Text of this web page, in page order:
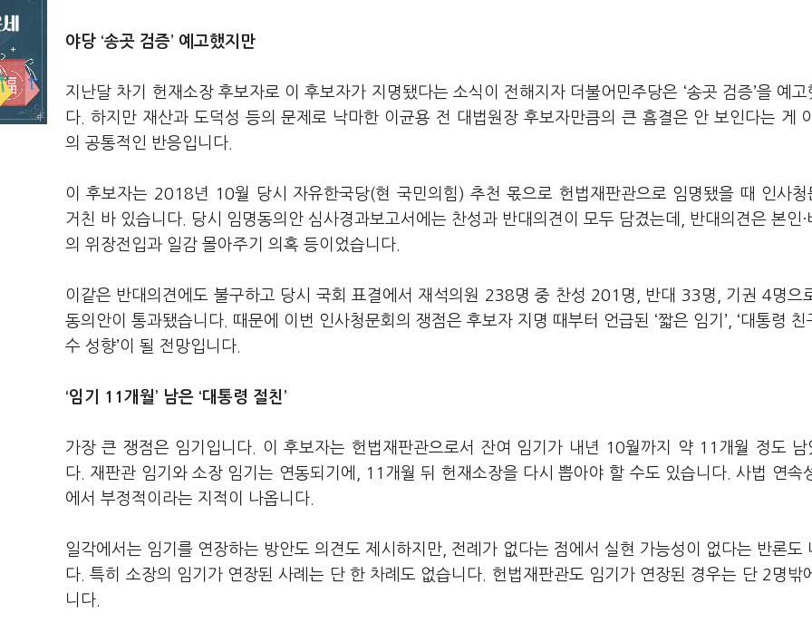
야당 ‘송곳 검증’ 예고했지만
지난달 차기 헌재소장 후보자로 이 후보자가 지명됐다는 소식이 전해지자 더불어민주당은 ‘송곳 검증’을 예고
다. 하지만 재산과 도덕성 등의 문제로 낙마한 이균용 전 대법원장 후보자만큼의 큰 흠결은 안 보인다는 게
의 공통적인 반응입니다.
이 후보자는 2018년 10월 당시 자유한국당(현 국민의힘) 추천 몫으로 헌법재판관으로 임명됐을 때 인사청
거친 바 있습니다. 당시 임명동의안 심사경과보고서에는 찬성과 반대의견이 모두 담겼는데, 반대의견은 본인·
의 위장전입과 일감 몰아주기 의혹 등이었습니다.
이같은 반대의견에도 불구하고 당시 국회 표결에서 재석의원 238명 중 찬성 201명, 반대 33명, 기권 4명으
동의안이 통과됐습니다. 때문에 이번 인사청문회의 쟁점은 후보자 지명 때부터 언급된 ‘짧은 임기’, ‘대통령 친
수 성향’이 될 전망입니다.
‘임기 11개월’ 남은 ‘대통령 절친’
가장 큰 쟁점은 임기입니다. 이 후보자는 헌법재판관으로서 잔여 임기가 내년 10월까지 약 11개월 정도 남
다. 재판관 임기와 소장 임기는 연동되기에, 11개월 뒤 헌재소장을 다시 뽑아야 할 수도 있습니다. 사법 연속
에서 부정적이라는 지적이 나옵니다.
일각에서는 임기를 연장하는 방안도 의견도 제시하지만, 전례가 없다는 점에서 실현 가능성이 없다는 반론도
다. 특히 소장의 임기가 연장된 사례는 단 한 차례도 없습니다. 헌법재판관도 임기가 연장된 경우는 단 2명밖
니다.